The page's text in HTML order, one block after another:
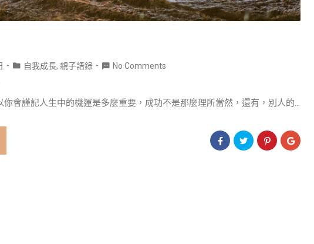
自我成長, 親子語錄 No Comments
會謹記人生中的機運是多麼重要，成功不是那麼理所當然，還有，別人的...